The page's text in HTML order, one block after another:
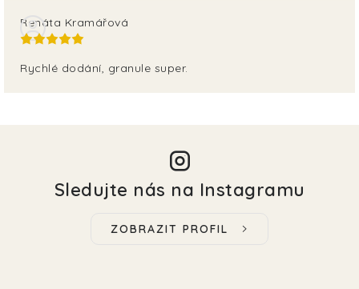
Renáta Kramářová
Rychlé dodání, granule super.
Sledujte nás na Instagramu
ZOBRAZIT PROFIL